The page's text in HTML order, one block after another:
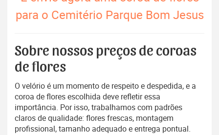
para o Cemitério Parque Bom Jesus
Sobre nossos preços de coroas
de flores
O velório é um momento de respeito e despedida, e a
coroa de flores escolhida deve refletir essa
importância. Por isso, trabalhamos com padrões
claros de qualidade: flores frescas, montagem
profissional, tamanho adequado e entrega pontual.